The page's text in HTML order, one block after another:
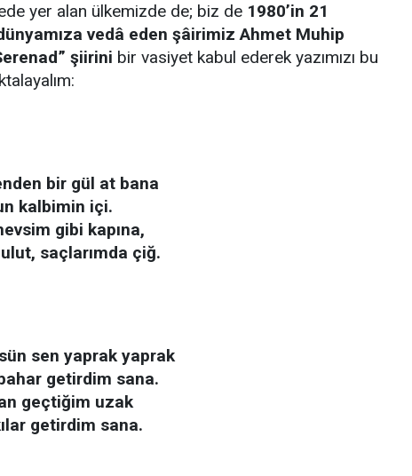
yer alan ülkemizde de; biz de 1980’in 21
vedâ eden şâirimiz Ahmet Muhip
şiirini bir vasiyet kabul ederek yazımızı bu
bir gül at bana
kalbimin içi.
gibi kapına,
saçlarımda çiğ.
sen yaprak yaprak
getirdim sana.
geçtiğim uzak
getirdim sana.